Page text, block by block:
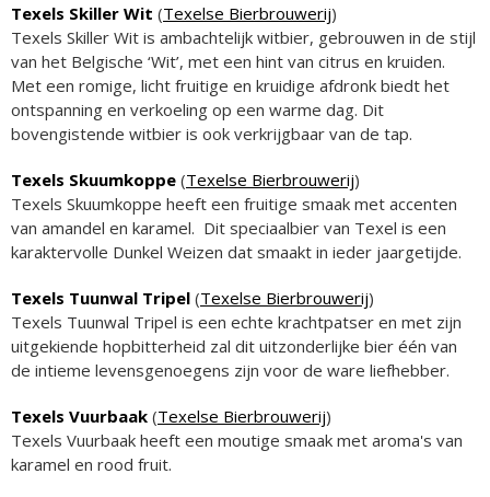
Texels Skiller Wit (Texelse Bierbrouwerij)
Texels Skiller Wit is ambachtelijk witbier, gebrouwen in de stijl
van het Belgische ‘Wit’, met een hint van citrus en kruiden.
Met een romige, licht fruitige en kruidige afdronk biedt het
ontspanning en verkoeling op een warme dag. Dit
bovengistende witbier is ook verkrijgbaar van de tap.
Texels Skuumkoppe (Texelse Bierbrouwerij)
Texels Skuumkoppe heeft een fruitige smaak met accenten
van amandel en karamel. Dit speciaalbier van Texel is een
karaktervolle Dunkel Weizen dat smaakt in ieder jaargetijde.
Texels Tuunwal Tripel (Texelse Bierbrouwerij)
Texels Tuunwal Tripel is een echte krachtpatser en met zijn
uitgekiende hopbitterheid zal dit uitzonderlijke bier één van
de intieme levensgenoegens zijn voor de ware liefhebber.
Texels Vuurbaak (Texelse Bierbrouwerij)
Texels Vuurbaak heeft een moutige smaak met aroma's van
karamel en rood fruit.